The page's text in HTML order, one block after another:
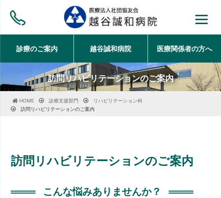
診療のご案内 越谷誠和病院 医療関係者の方へ
訪問リハビリテーションのご案内
HOME 診療支援部門
リハビリテーション科
訪問リハビリテーションのご案内
訪問リハビリテーションのご案内
こんな悩みありませんか？